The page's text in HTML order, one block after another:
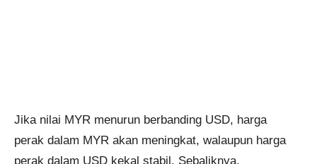
Jika nilai MYR menurun berbanding USD, harga
perak dalam MYR akan meningkat, walaupun harga
perak dalam USD kekal stabil. Sebaliknya,